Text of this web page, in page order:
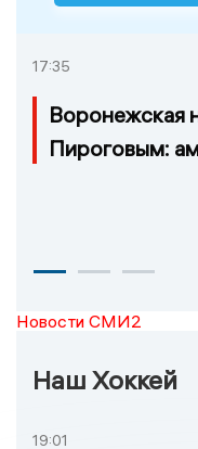
17:35
Воронежская
Пироговым:
Новости СМИ2
Наш Хоккей
19:01